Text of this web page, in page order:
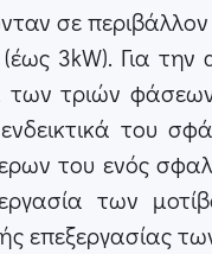
σε
3kW). Για
τριών
του
του ενός
των
επεξεργασίας